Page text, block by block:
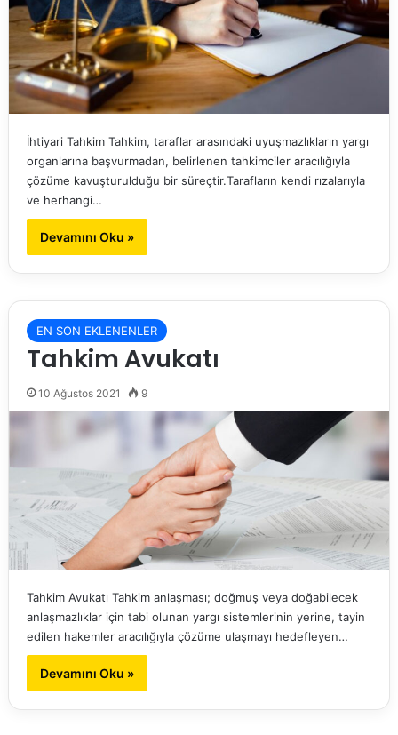
İhtiyari Tahkim Tahkim, taraflar arasındaki uyuşmazlıkların yargı
organlarına başvurmadan, belirlenen tahkimciler aracılığıyla
çözüme kavuşturulduğu bir süreçtir.Tarafların kendi rızalarıyla
ve herhangi…
Devamını Oku »
EN SON EKLENENLER
Tahkim Avukatı
10 Ağustos 2021 9
Tahkim Avukatı Tahkim anlaşması; doğmuş veya doğabilecek
anlaşmazlıklar için tabi olunan yargı sistemlerinin yerine, tayin
edilen hakemler aracılığıyla çözüme ulaşmayı hedefleyen…
Devamını Oku »